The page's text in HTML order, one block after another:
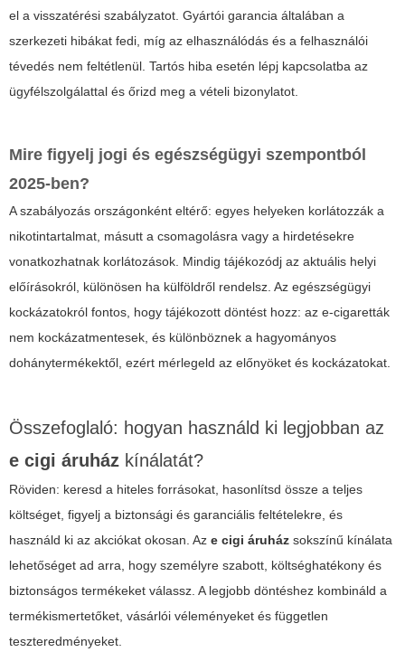
el a visszatérési szabályzatot. Gyártói garancia általában a
szerkezeti hibákat fedi, míg az elhasználódás és a felhasználói
tévedés nem feltétlenül. Tartós hiba esetén lépj kapcsolatba az
ügyfélszolgálattal és őrizd meg a vételi bizonylatot.
Mire figyelj jogi és egészségügyi szempontból
2025-ben?
A szabályozás országonként eltérő: egyes helyeken korlátozzák a
nikotintartalmat, másutt a csomagolásra vagy a hirdetésekre
vonatkozhatnak korlátozások. Mindig tájékozódj az aktuális helyi
előírásokról, különösen ha külföldről rendelsz. Az egészségügyi
kockázatokról fontos, hogy tájékozott döntést hozz: az e-cigaretták
nem kockázatmentesek, és különböznek a hagyományos
dohánytermékektől, ezért mérlegeld az előnyöket és kockázatokat.
Összefoglaló: hogyan használd ki legjobban az
e cigi áruház kínálatát?
Röviden: keresd a hiteles forrásokat, hasonlítsd össze a teljes
költséget, figyelj a biztonsági és garanciális feltételekre, és
használd ki az akciókat okosan. Az e cigi áruház sokszínű kínálata
lehetőséget ad arra, hogy személyre szabott, költséghatékony és
biztonságos termékeket válassz. A legjobb döntéshez kombináld a
termékismertetőket, vásárlói véleményeket és független
teszteredményeket.